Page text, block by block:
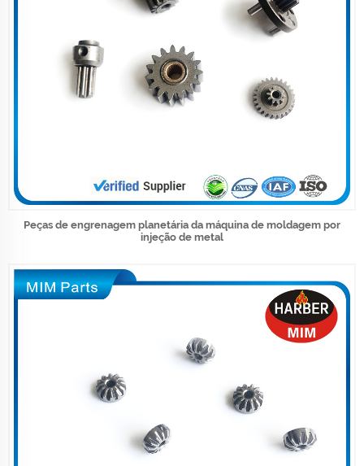
Peças de engrenagem planetária da máquina de moldagem por
injeção de metal